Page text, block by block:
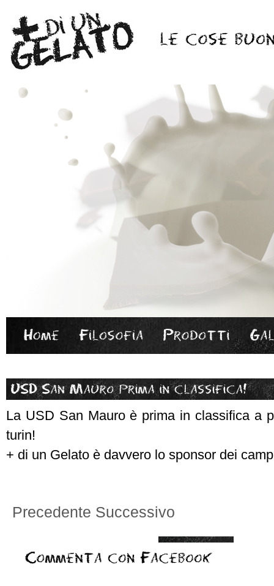
La USD San Mauro è prima in classifica a
turin!
+ di un Gelato è davvero lo sponsor dei
Precedente Successivo